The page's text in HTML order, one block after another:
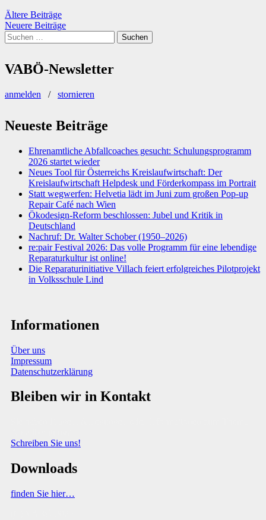
Beitragsnavigation
Ältere Beiträge
Neuere Beiträge
Suchen
nach:
VABÖ-Newsletter
anmelden / stornieren
Neueste Beiträge
Ehrenamtliche Abfallcoaches gesucht: Schulungsprogramm
2026 startet wieder
Neues Tool für Österreichs Kreislaufwirtschaft: Der
Kreislaufwirtschaft Helpdesk und Förderkompass im Portrait
Statt wegwerfen: Helvetia lädt im Juni zum großen Pop-up
Repair Café nach Wien
Ökodesign-Reform beschlossen: Jubel und Kritik in
Deutschland
Nachruf: Dr. Walter Schober (1950–2026)
re:pair Festival 2026: Das volle Programm für eine lebendige
Reparaturkultur ist online!
Die Reparaturinitiative Villach feiert erfolgreiches Pilotprojekt
in Volksschule Lind
Informationen
Über uns
Impressum
Datenschutzerklärung
Bleiben wir in Kontakt
Schreiben Sie uns!
Downloads
finden Sie hier…